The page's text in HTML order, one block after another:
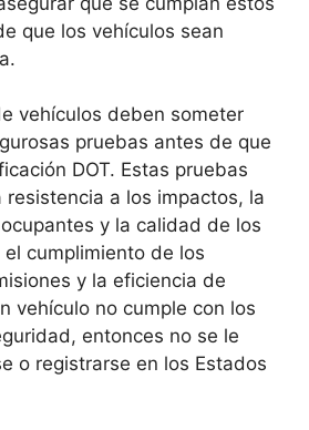
que los vehículos sean
vehículos deben someter
pruebas antes de que
DOT. Estas pruebas
a los impactos, la
y la calidad de los
cumplimiento de los
y la eficiencia de
vehículo no cumple con los
entonces no se le
o registrarse en los Estados